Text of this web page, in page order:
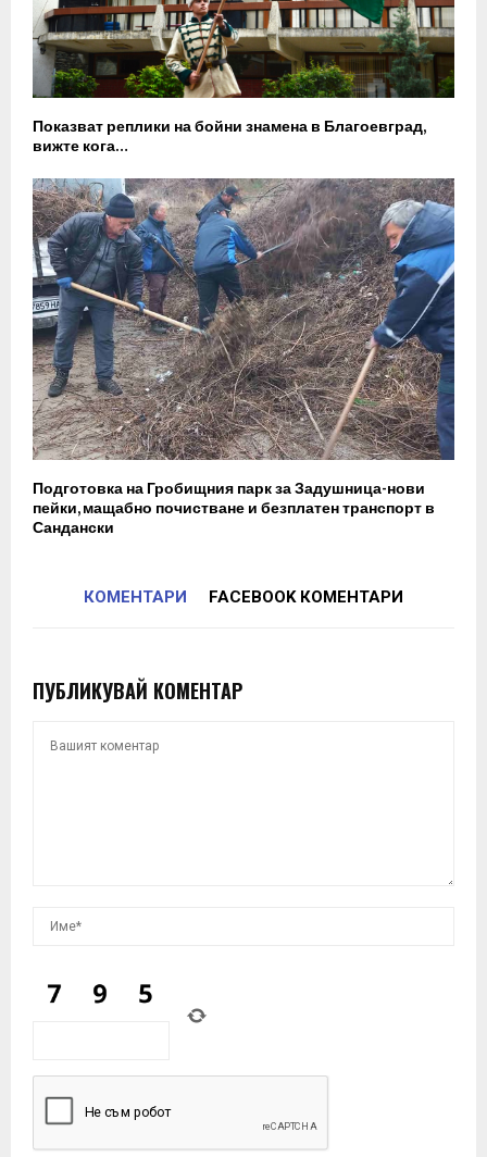
Показват реплики на бойни знамена в Благоевград,
вижте кога…
Подготовка на Гробищния парк за Задушница-нови
пейки, мащабно почистване и безплатен транспорт в
Сандански
КОМЕНТАРИ FACEBOOK КОМЕНТАРИ
ПУБЛИКУВАЙ КОМЕНТАР